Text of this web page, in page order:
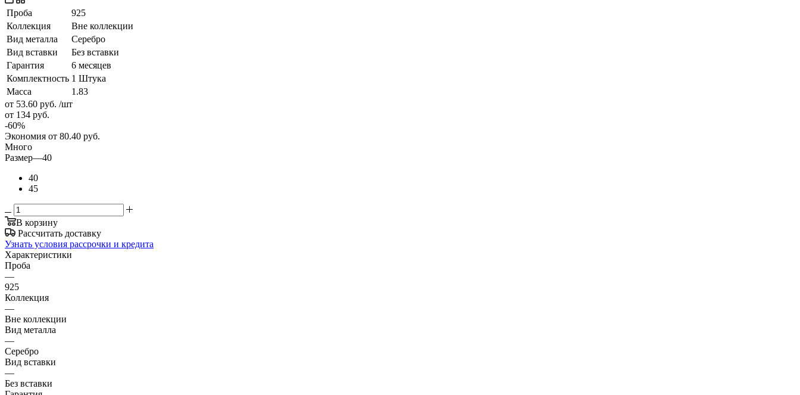
Проба
925
Коллекция
Вне коллекции
Вид металла
Серебро
Вид вставки
Без вставки
Гарантия
6 месяцев
Комплектность 1 Штука
Масса
1.83
от 53.60 руб. /шт
от 134 руб.
-60%
Экономия от 80.40 руб.
Много
Размер—40
40
45
В корзину
Рассчитать доставку
Узнать условия рассрочки и кредита
Характеристики
Проба
—
925
Коллекция
—
Вне коллекции
Вид металла
—
Серебро
Вид вставки
—
Без вставки